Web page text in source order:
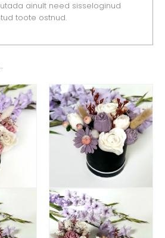
ainult need sisseloginud
toote ostnud.